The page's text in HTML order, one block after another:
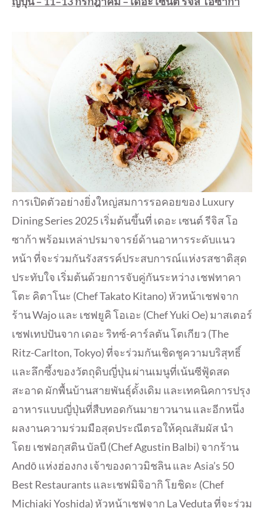
การเปิดตัวอย่างยิ่งใหญ่สมการรอคอยของ Luxury
Dining Series 2025 เริ่มต้นขึ้นที่ เดอะ เซนต์ รีจิส โอ
ซาก้า พร้อมเหล่าปรมาจารย์ด้านอาหารระดับแนว
หน้า ที่จะร่วมกันรังสรรค์ประสบการณ์แห่งรสชาติสุด
ประทับใจ เริ่มต้นด้วยการจับคู่กันระหว่าง เชฟทาคา
โตะ คิตาโนะ (Chef Takato Kitano) หัวหน้าเชฟจาก
ร้าน Wajo และ เชฟยูคิ โอเอะ (Chef Yuki Oe) มาสเตอร์
เชฟเทปปันจาก เดอะ ริทซ์-คาร์ลตัน โตเกียว (The
Ritz-Carlton, Tokyo) ที่จะร่วมกันเชิดชูความบริสุทธิ์
และลึกซึ้งของวัตถุดิบญี่ปุ่น ผ่านเมนูที่เน้นซีฟู้ดสด
สะอาด ผักพื้นบ้านสายพันธุ์ดั้งเดิม และเทคนิคการปรุง
อาหารแบบญี่ปุ่นที่สืบทอดกันมายาวนาน และอีกหนึ่ง
ผลงานความร่วมมือสุดประณีตรอให้คุณสัมผัส นำ
โดย เชฟอกุสติน บัลบี (Chef Agustin Balbi) จากร้าน
Andō แห่งฮ่องกง เจ้าของดาวมิชลิน และ Asia’s 50
Best Restaurants และเชฟมิจิอากิ โยชิดะ (Chef
Michiaki Yoshida) หัวหน้าเชฟจาก La Veduta ที่จะร่วม